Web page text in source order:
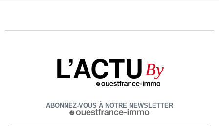
L’ACTU By
ABONNEZ-VOUS À NOTRE NEWSLETTER